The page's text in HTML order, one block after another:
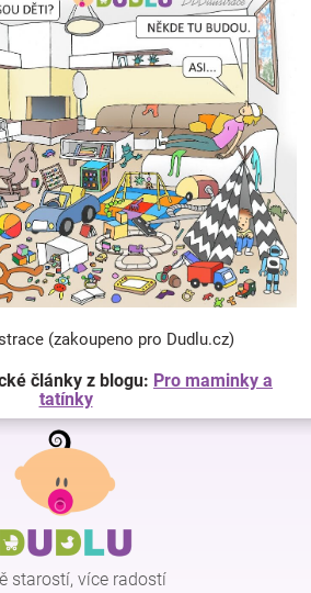
(zakoupeno pro Dudlu.cz)
články z blogu: Pro maminky a
tatínky
starostí, více radostí